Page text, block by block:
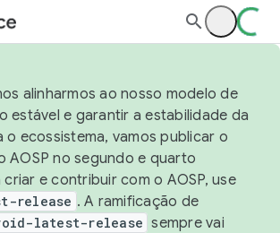
alinharmos ao nosso modelo de
estável e garantir a estabilidade da
ecossistema, vamos publicar o
no segundo e quarto
e contribuir com o AOSP, use
release . A ramificação de
latest-release sempre vai